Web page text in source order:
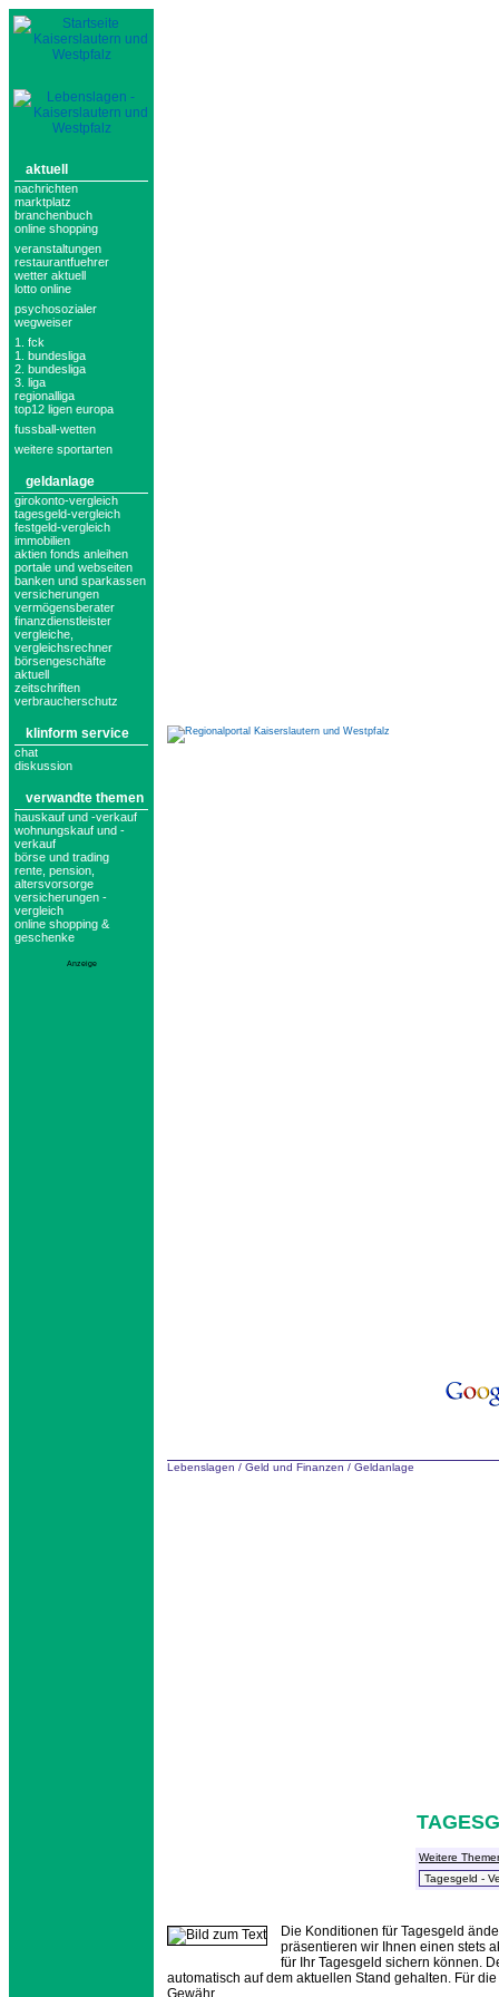
aktuell
nachrichten
marktplatz
branchenbuch
online shopping
veranstaltungen
restaurantfuehrer
wetter aktuell
lotto online
psychosozialer
wegweiser
1. fck
1. bundesliga
2. bundesliga
3. liga
regionalliga
top12 ligen europa
fussball-wetten
weitere sportarten
geldanlage
girokonto-vergleich
tagesgeld-vergleich
festgeld-vergleich
immobilien
aktien fonds anleihen
portale und webseiten
banken und sparkassen
versicherungen
vermögensberater
finanzdienstleister
vergleiche,
vergleichsrechner
börsengeschäfte
aktuell
zeitschriften
verbraucherschutz
klinform service
chat
diskussion
verwandte themen
hauskauf und -verkauf
wohnungskauf und -
verkauf
börse und trading
rente, pension,
altersvorsorge
versicherungen -
vergleich
online shopping &
geschenke
Anzeige
Lebenslagen / Geld und Finanzen / Geldanlage
Weitere
Die Konditionen für Tagesgeld
präsentieren wir Ihnen einen stets
für Ihr Tagesgeld sichern können.
automatisch auf dem aktuellen Stand gehalten. Für
Gewähr.